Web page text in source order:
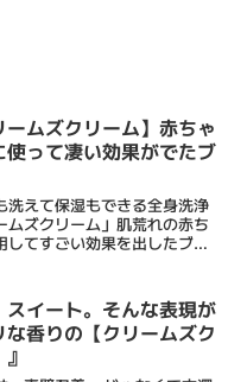
ームズクリーム】赤ちゃ
使って凄い効果がでたブ
洗えて保湿もできる全身洗浄
ムズクリーム」肌荒れの赤ち
してすごい効果を出したブロ
こちらです。スゴイですよね
ムズクリ...
スイート。そんな表現が
な香りの【クリームズク